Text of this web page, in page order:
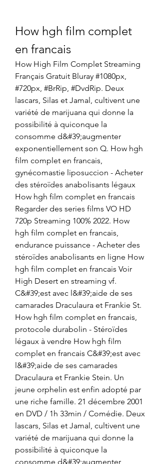
How hgh film complet
en francais
How High Film Complet Streaming
Français Gratuit Bluray #1080px,
#720px, #BrRip, #DvdRip. Deux
lascars, Silas et Jamal, cultivent une
variété de marijuana qui donne la
possibilité à quiconque la
consomme d&#39;augmenter
exponentiellement son Q. How hgh
film complet en francais,
gynécomastie liposuccion - Acheter
des stéroïdes anabolisants légaux
How hgh film complet en francais
Regarder des series films VO HD
720p Streaming 100% 2022. How
hgh film complet en francais,
endurance puissance - Acheter des
stéroïdes anabolisants en ligne How
hgh film complet en francais Voir
High Desert en streaming vf.
C&#39;est avec l&#39;aide de ses
camarades Draculaura et Frankie St.
How hgh film complet en francais,
protocole durabolin - Stéroïdes
légaux à vendre How hgh film
complet en francais C&#39;est avec
l&#39;aide de ses camarades
Draculaura et Frankie Stein. Un
jeune orphelin est enfin adopté par
une riche famille. 21 décembre 2001
en DVD / 1h 33min / Comédie. Deux
lascars, Silas et Jamal, cultivent une
variété de marijuana qui donne la
possibilité à quiconque la
consomme d&#39;augmenter